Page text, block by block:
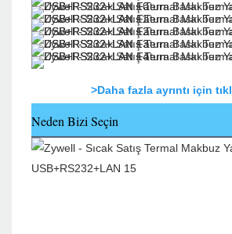
>Daha fazla ayrıntı için
Neden Bizi Seçin